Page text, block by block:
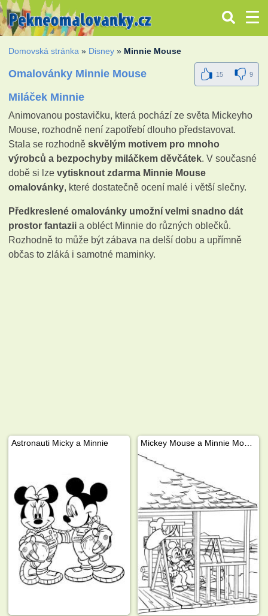
Domovská stránka » Disney » Minnie Mouse
Omalovánky Minnie Mouse 15 9
Miláček Minnie
Animovanou postavičku, která pochází ze světa Mickeyho
Mouse, rozhodně není zapotřebí dlouho představovat.
Stala se rozhodněskvělým motivem pro mnoho
výrobců a bezpochyby miláčkem děvčátek. V současné
době si lzevytisknout zdarma Minnie Mouse
omalovánky, které dostatečně ocení malé i větší slečny.
Předkreslené omalovánky umožní velmi snadno dát
prostor fantazii a obléct Minnie do různých oblečků.
Rozhodně to může být zábava na delší dobu a upřímně
občas to zláká i samotné maminky.
Astronauti Micky a Minnie